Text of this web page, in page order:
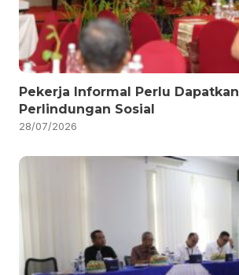
Pekerja Informal Perlu Dapatkan
Perlindungan Sosial
28/07/2026